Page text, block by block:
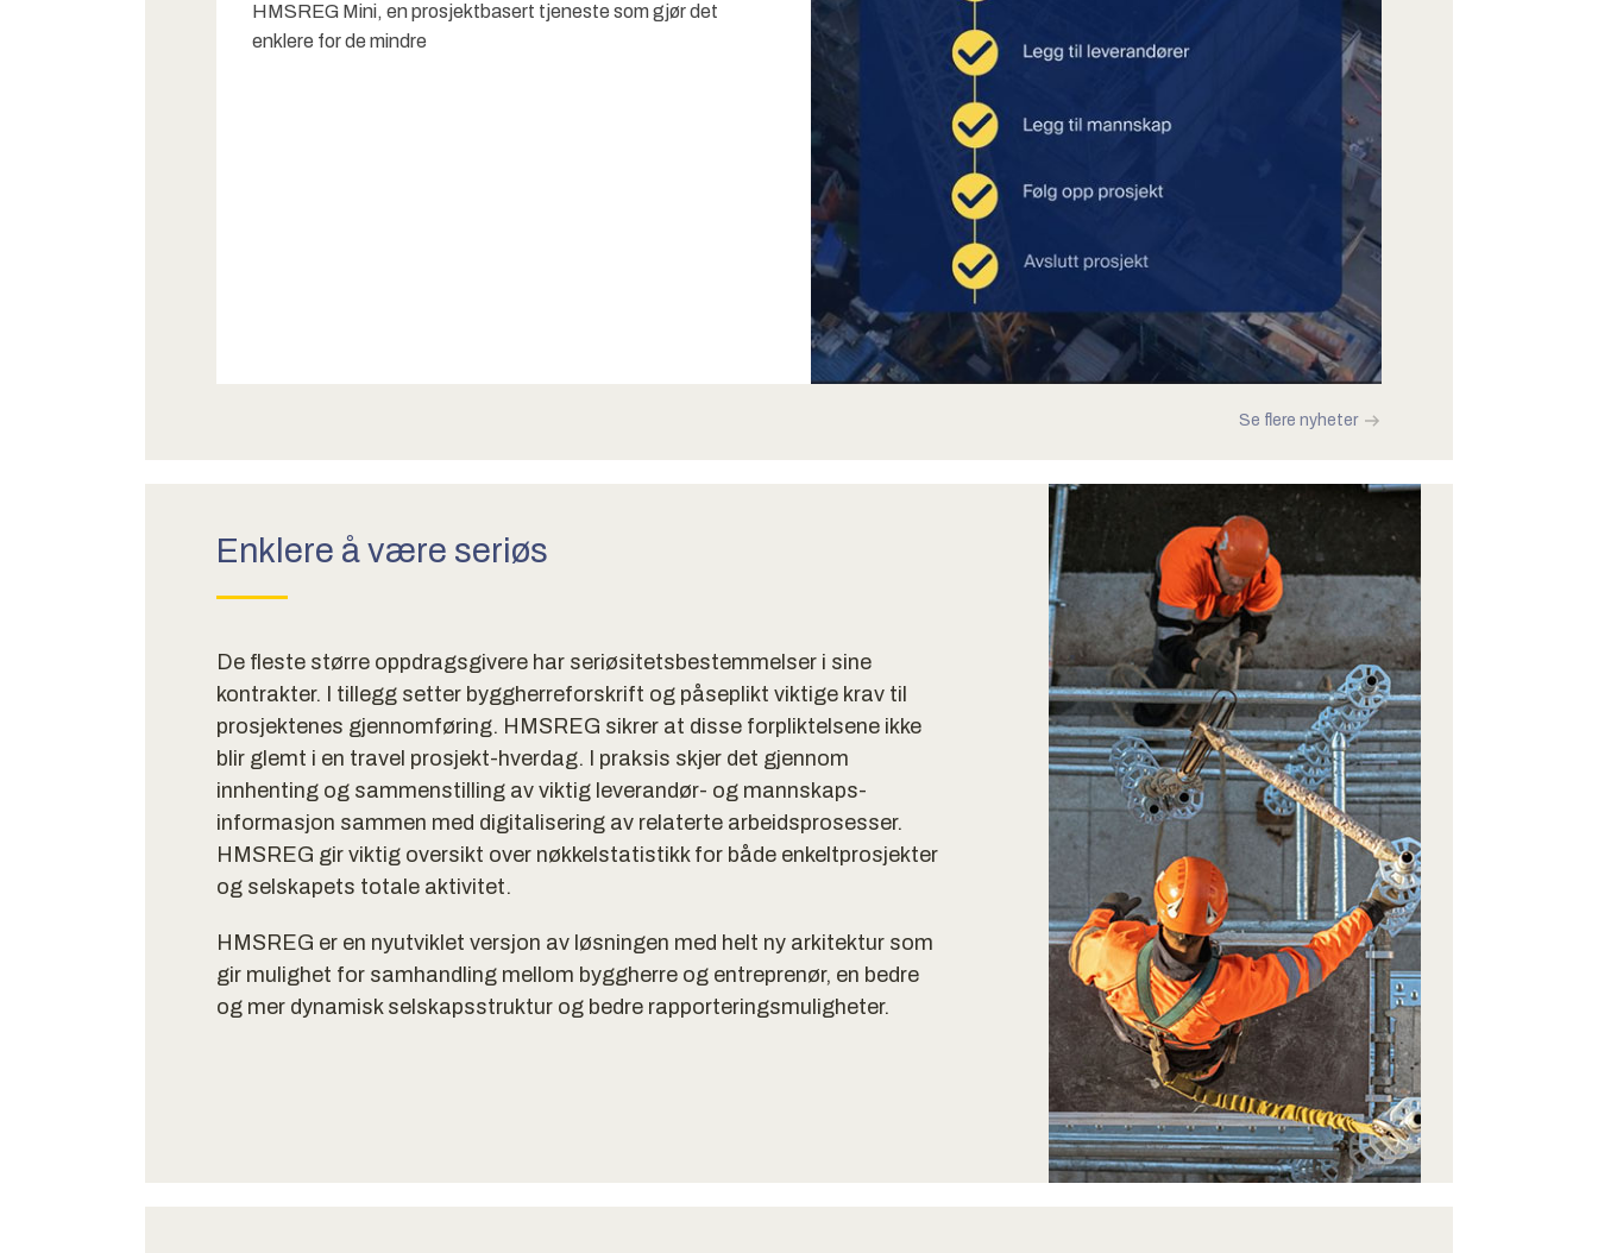
HMSREG Mini, en prosjektbasert tjeneste som gjør det
enklere for de mindre
Se flere nyheter
Enklere å være seriøs
De fleste større oppdragsgivere har seriøsitetsbestemmelser i sine
kontrakter. I tillegg setter byggherreforskrift og påseplikt viktige krav til
prosjektenes gjennomføring. HMSREG sikrer at disse forpliktelsene ikke
blir glemt i en travel prosjekt-hverdag. I praksis skjer det gjennom
innhenting og sammenstilling av viktig leverandør- og mannskaps-
informasjon sammen med digitalisering av relaterte arbeidsprosesser.
HMSREG gir viktig oversikt over nøkkelstatistikk for både enkeltprosjekter
og selskapets totale aktivitet.
HMSREG er en nyutviklet versjon av løsningen med helt ny arkitektur som
gir mulighet for samhandling mellom byggherre og entreprenør, en bedre
og mer dynamisk selskapsstruktur og bedre rapporteringsmuligheter.